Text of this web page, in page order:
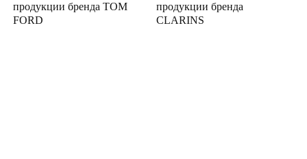
продукции бренда TOM
FORD
продукции бренда
CLARINS